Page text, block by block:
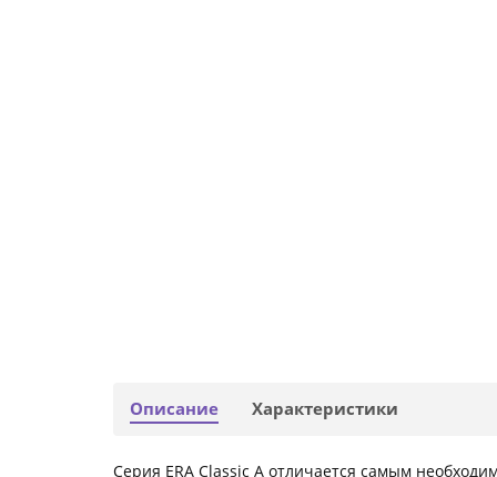
Описание Характеристики
Серия ERA Classic A отличается самым